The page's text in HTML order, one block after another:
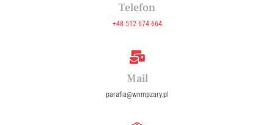
Telefon
+48 512 674 664
Mail
parafia@wnmpzary.pl